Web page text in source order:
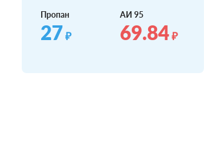
Пропан
27₽
АИ 95
69.84₽